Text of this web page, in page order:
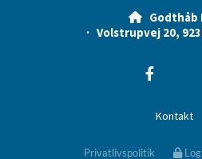

Godthåb
· Volstrupvej 20,
Kontakt
Privatlivspolitik